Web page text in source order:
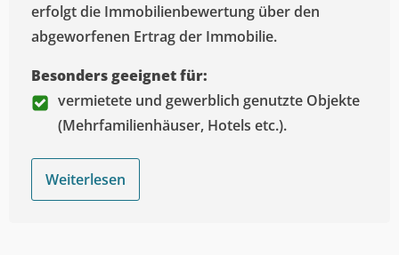
erfolgt die Immobilienbewertung über den
abgeworfenen Ertrag der Immobilie.
Besonders geeignet für:
vermietete und gewerblich genutzte Objekte
(Mehrfamilienhäuser, Hotels etc.).
Weiterlesen